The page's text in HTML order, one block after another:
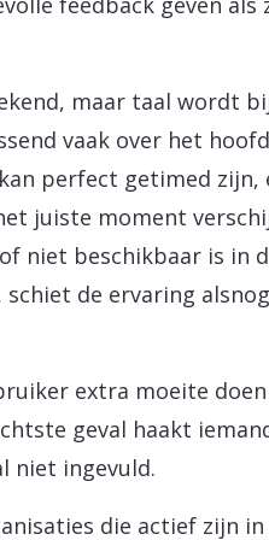
maar taal wordt
vaak over het hoofd
perfect getimed zijn,
juiste moment
niet beschikbaar is in
de ervaring alsnog
extra moeite
geval haakt
niet ingevuld.
die actief zijn in